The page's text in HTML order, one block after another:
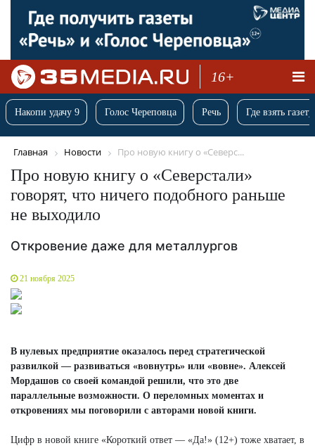
16+
Накопи удачу 9 Голос Череповца Речь Где взять
Главная Новости Про новую книгу о «Северс...
Про новую книгу о «Северстали»
говорят, что ничего подобного раньше
не выходило
Откровение даже для металлургов
21 ноября 2025
В нулевых предприятие оказалось перед стратегической
развилкой — развиваться «вовнутрь» или «вовне». Алексей
Мордашов со своей командой решили, что это две
параллельные возможности. О переломных моментах и
откровениях мы поговорили с авторами новой книги.
Цифр в новой книге «Короткий ответ — «Да!» (12+) тоже хватает, в